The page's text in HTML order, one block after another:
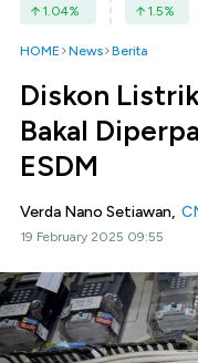
1.04% 1.5%
HOME News Berita
Diskon
Bakal
ESDM
Verda Nano Setiawan,
19 February 2025 09:55